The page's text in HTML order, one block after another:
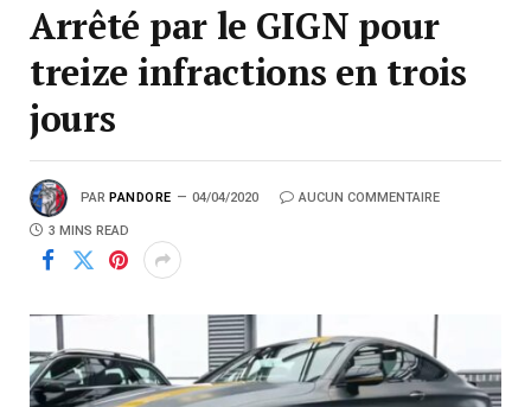
Arrêté par le GIGN pour
treize infractions en trois
jours
PAR PANDORE 04/04/2020 AUCUN COMMENTAIRE
3 MINS READ